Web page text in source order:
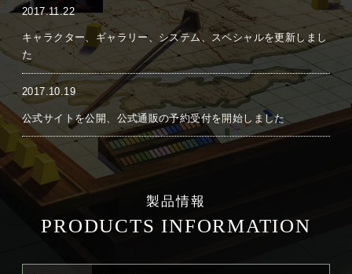
2017.11.22
キャラクター、ギャラリー、システム、スペシャルを更新しまし
た
2017.10.19
公式サイトを公開、公式通販の予約受付を開始しました
製品情報
PRODUCTS INFORMATION